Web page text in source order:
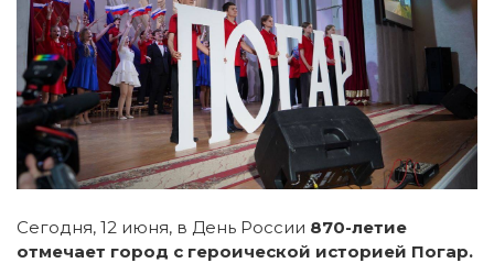
Сегодня, 12 июня, в День России 870-летие
отмечает город с героической историей Погар.